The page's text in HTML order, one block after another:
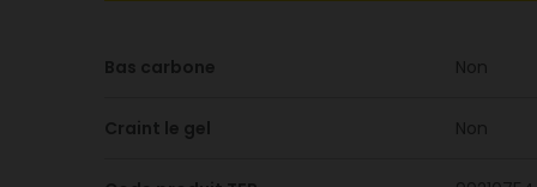
Bas carbone Non
Craint le gel Non